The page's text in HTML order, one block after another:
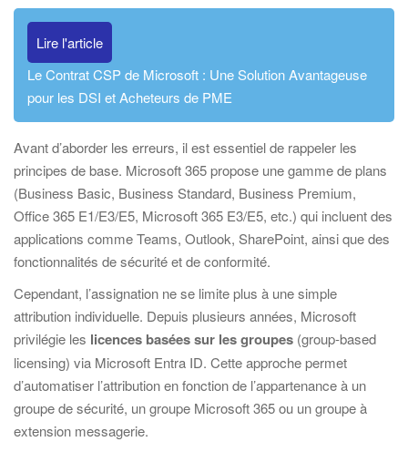
Lire l'article
Le Contrat CSP de Microsoft : Une Solution Avantageuse
pour les DSI et Acheteurs de PME
Avant d’aborder les erreurs, il est essentiel de rappeler les
principes de base. Microsoft 365 propose une gamme de plans
(Business Basic, Business Standard, Business Premium,
Office 365 E1/E3/E5, Microsoft 365 E3/E5, etc.) qui incluent des
applications comme Teams, Outlook, SharePoint, ainsi que des
fonctionnalités de sécurité et de conformité.
Cependant, l’assignation ne se limite plus à une simple
attribution individuelle. Depuis plusieurs années, Microsoft
privilégie les licences basées sur les groupes (group-based
licensing) via Microsoft Entra ID. Cette approche permet
d’automatiser l’attribution en fonction de l’appartenance à un
groupe de sécurité, un groupe Microsoft 365 ou un groupe à
extension messagerie.